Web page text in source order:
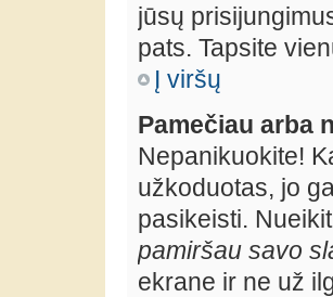
jūsų
pats. Tapsite
Į viršų
Pamečiau arba
Nepanikuokite!
užkoduotas, jo
pasikeisti.
pamiršau savo
ekrane ir ne už